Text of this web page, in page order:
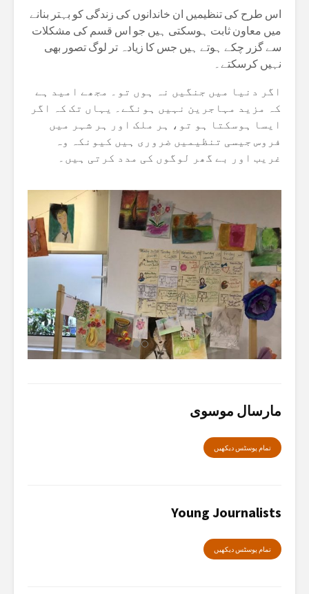
اس طرح کی تنظیمیں ان خاندانوں کی زندگی کو بہتر بنانے
میں معاون ثابت ہوسکتی ہیں جو اس قسم کی مشکلات
سے گزر چکے ہوتے ہیں جس کا زیادہ تر لوگ تصور بھی
نہیں کرسکتے۔
اگر دنیا میں جنگیں نہ ہوں تو۔ مجھے امید ہے
کہ مزید مہاجرین نہیں ہونگے۔ یہاں تک کہ اگر
ایسا ہوسکتا ہو تو، ہر ملک اور ہر شہر میں
فروس جیسی تنظیمیں ضروری ہیں کیونکہ وہ
غریب اور بے گھر لوگوں کی مدد کرتی ہیں۔
مارسال موسوی
تمام پوسٹس دیکھیں
Young Journalists
تمام پوسٹس دیکھیں